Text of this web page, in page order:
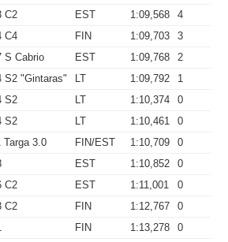
C2 EST 1:09,568
4
C4 FIN 1:09,703
3
S Cabrio EST 1:09,768
2
S2 "Gintaras" LT 1:09,792
1
S2 LT 1:10,374
0
S2 LT 1:10,461
0
Targa 3.0 FIN/EST 1:10,709
0
EST 1:10,852
0
C2 EST 1:11,001
0
C2 FIN 1:12,767
0
FIN 1:13,278
0